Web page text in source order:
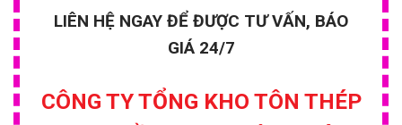
LIÊN HỆ NGAY ĐỂ ĐƯỢC TƯ VẤN, BÁO
GIÁ 24/7
CÔNG TY TỔNG KHO TÔN THÉP